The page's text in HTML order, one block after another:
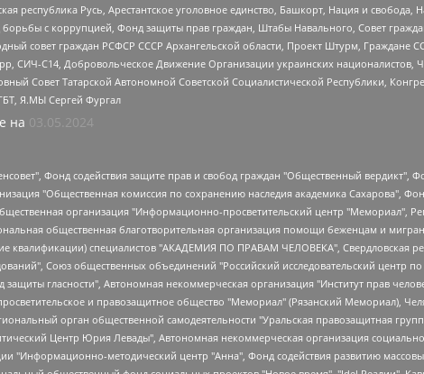
республика Русь, Арестантское уголовное единство, Башкорт, Нация и
с коррупцией, Фонд защиты прав граждан, Штабы Навального, Совет
совет граждан РСФСР СССР Архангельской области, Проект Штурм, Граждане
СИЧ-С14, Добровольческое Движение Организации украинских националистов,
Совет Татарской Автономной Советской Социалистической Республики,
Я.МЫ Сергей Фургал
на 03.05.2024
"Центр по работе с проблемой насилия "НАСИЛИЮ.НЕТ", Межрегиональный профессиональный союз работников здравоохранения "Альянс врачей", Юридическое лицо, зарегистрированное в Латвийской Республике, SIA "Medusa Project" (регистрационный номер 40103797863, дата регистрации 10.06.2014), Некоммерческая организация "Фонд по борьбе с коррупцией", Автономная некоммерческая организация "Институт права и публичной политики", Баданин Роман Сергеевич, Гликин Максим Александрович, Железнова Мария Михайловна, Лукьянова Юлия Сергеевна, Маетная Елизавета Витальевна, Маняхин Петр Борисович, Чуракова Ольга Владимировна, Ярош Юлия Петровна, Юридическое лицо "The Insider SIA", зарегистрированное в Риге, Латвийская Республика (дата регистрации 26.06.2015), являющееся администратором доменного имени интернет-издания "The Insider SIA", https://theins.ru, Постернак Алексей Евгеньевич, Рубин Михаил Аркадьевич, Анин Роман Александрович, Юридическое лицо Istories fonds, зарегистрированное в Латвийской Республике (регистрационный номер 50008295751, дата регистрации 24.02.2020), Великовский Дмитрий Александрович, Долинина Ирина Николаевна, Мароховская Алеся Алексеевна, Шлейнов Роман Юрьевич, Шмагун Олеся Валентиновна, Общество с ограниченной ответственностью "Альтаир 2021", Общество с ограниченной ответственностью "Вега 2021", Общество с ограниченной ответственностью "Главный редактор 2021", Общество с ограниченной ответственностью "Ромашки монолит", Важенков Артем Валерьевич, Ивановская областная общественная организация "Центр гендерных исследований", Гурман Юрий Альбертович, Медиапроект "ОВД-Инфо", Егоров Владимир Владимирович, Жилинский Владимир Александрович, Общество с ограниченной ответственностью "ЗП", Иванова София Юрьевна, Карезина Инна Павловна, Кильтау Екатерина Викторовна, Петров Алексей Викторович, Пискунов Сергей Евгеньевич, Смирнов Сергей Сергеевич, Тихонов Михаил Сергеевич, Общество с ограниченной ответственностью "ЖУРНАЛИСТ-ИНОСТРАННЫЙ АГЕНТ", Арапова Галина Юрьевна, Вольтская Татьяна Анатольевна, Американская компания "Mason G.E.S. Anonymous Foundation" (США), являющаяся владельцем интернет-издания https://mnews.world/, Компания "Stichting Bellingcat", зарегистрированная в Нидерландах (дата регистрации 11.07.2018), Захаров Андрей Вячеславович, Клепиковская Екатерина Дмитриевна, Общество с ограниченной ответственностью "МЕМО", Перл Роман Александрович, Симонов Евгений Алексеевич, Соловьева Елена Анатольевна, Сотников Даниил Владимирович, Сурначева Елизавета Дмитриевна, Автономная некоммерческая организация по защите прав человека и информированию населения "Якутия – Наше Мнение", Общество с ограниченной ответственностью "Москоу диджитал медиа", с 26.01.2023 Общество с ограниченной ответственностью "Чайка Белые сады", Ветошкина Валерия Валерьевна, Заговора Максим Александрович, Межрегиональное общественное движение "Российская ЛГБТ - сеть", Оленичев Максим Владимирович, Павлов Иван Юрьевич, Скворцова Елена Сергеевна, Общество с ограниченной ответственностью "Как бы инагент", Кочетков Игорь Викторович, Общество с ограниченной ответственностью "Честные выборы", Еланчик Олег Александрович, Общество с ограниченной ответственностью "Нобелевский призыв", Гималова Регина Эмилевна, Григорьев Андрей Валерьевич, Григорьева Алина Александровна, Ассоциация по содействию защите прав призывников, альтернативнослужащих и военнослужащих "Правозащитная группа "Гражданин.Армия.Право", Хисамова Регина Фаритовна, Автономная некоммерческая организация по реализации социально-правовых программ "Лилит", Дальневосточное общественное